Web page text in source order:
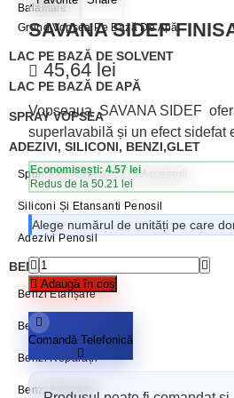
Balamale
Grund Vopsea Pe Bază De Apă
LAC PE BAZĂ DE SOLVENT
LAC PE BAZĂ DE APĂ
SPRAY VOPSEA
ADEZIVI, SILICONI, BENZI,GLET
Spumă Poliuretanică Și Accesorii
Siliconi Și Etansanti Penosil
Adezivi Penosil
BENZI ADEZIVE / AUTOADEZIVE
Benzi Etanșare
Benzi Mascare
Benzi Reparații
Benzi Ambalare
SAVANA SIDEF
45,64 lei
Vopseaua SAVANA SIDEF
superlavabilă și un efect sidefat
Economisești: 4.57 lei
Redus de la 50.21 lei
Alege numărul de unități pe care
Adaugă în coș
Comandă Telefonică